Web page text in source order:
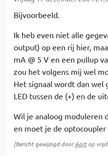
Bijvoorbeeld.
Ik heb even niet alle
output) op een rij hier,
mA @ 5 V en een pullup
zou het volgens mij wel
Het signaal wordt dan
LED tussen de (+) en de
Wil je analoog moduleren
en moet je de
[Bericht gewijzigd doorAartop